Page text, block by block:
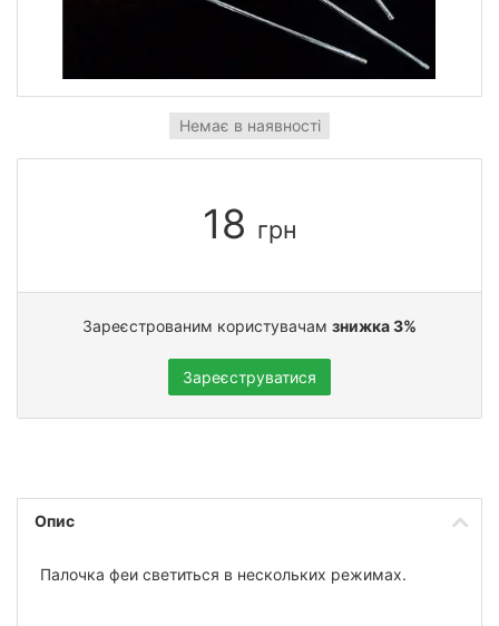
Немає в наявності
18 грн
Зареєстрованим користувачам знижка 3%
Зареєструватися
Опис
Палочка феи светиться в нескольких режимах.